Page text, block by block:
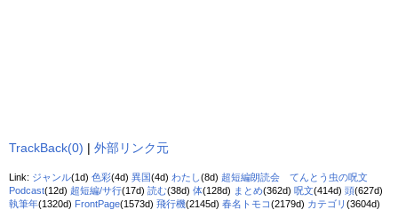
TrackBack(0) | 外部リンク元
Link: ジャンル(1d) 色彩(4d) 異国(4d) わたし(8d) 超短編朗読会 てんとう虫の呪文
Podcast(12d) 超短編/サ行(17d) 読む(38d) 体(128d) まとめ(362d) 呪文(414d) 頭(627d)
執筆年(1320d) FrontPage(1573d) 飛行機(2145d) 春名トモコ(2179d) カテゴリ (3604d)